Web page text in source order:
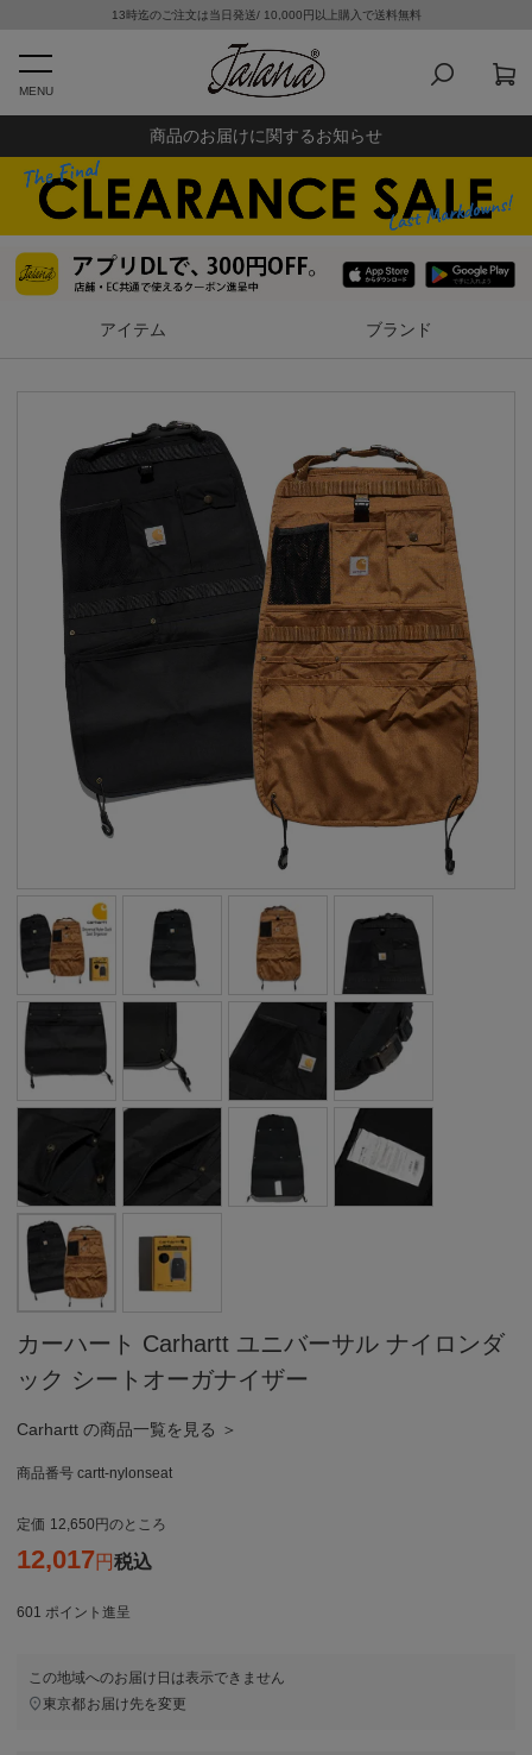
13時迄のご注文は当日発送/ 10,000円以上購入で送料無料
MENU
商品のお届けに関するお知らせ
アイテム ブランド
カーハート Carhartt ユニバーサル ナイロンダ
ック シートオーガナイザー
Carhartt の商品一覧を見る ＞
商品番号 cartt-nylonseat
定価 12,650 のところ
12,017 税込
601 ポイント進呈
この地域へのお届け日は表示できません
東京都お届け先を変更